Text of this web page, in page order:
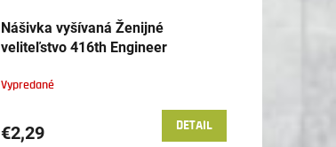
Nášivka vyšívaná Ženijné
veliteľstvo 416th Engineer
Vypredané
€2,29 DETAIL